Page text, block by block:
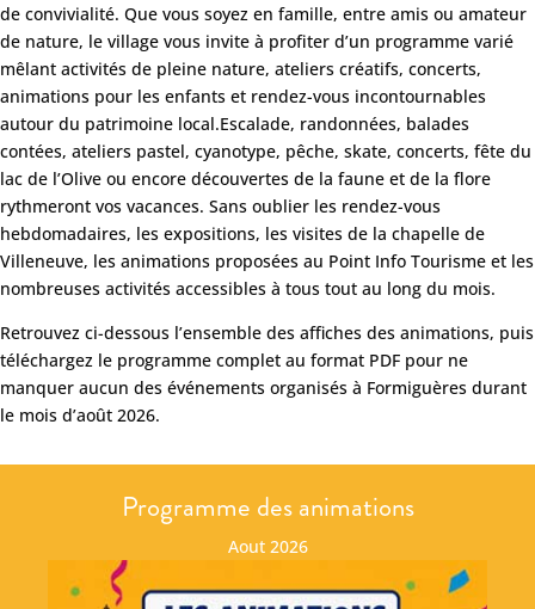
de convivialité. Que vous soyez en famille, entre amis ou amateur
de nature, le village vous invite à profiter d’un programme varié
mêlant activités de pleine nature, ateliers créatifs, concerts,
animations pour les enfants et rendez-vous incontournables
autour du patrimoine local.Escalade, randonnées, balades
contées, ateliers pastel, cyanotype, pêche, skate, concerts, fête du
lac de l’Olive ou encore découvertes de la faune et de la flore
rythmeront vos vacances. Sans oublier les rendez-vous
hebdomadaires, les expositions, les visites de la chapelle de
Villeneuve, les animations proposées au Point Info Tourisme et les
nombreuses activités accessibles à tous tout au long du mois.
Retrouvez ci-dessous l’ensemble des affiches des animations, puis
téléchargez le programme complet au format PDF pour ne
manquer aucun des événements organisés à Formiguères durant
le mois d’août 2026.
Programme des animations
Aout 2026